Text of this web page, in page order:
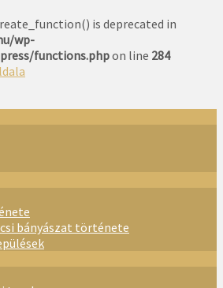
is deprecated in
wp-
functions.phpon line 284
bányászat története